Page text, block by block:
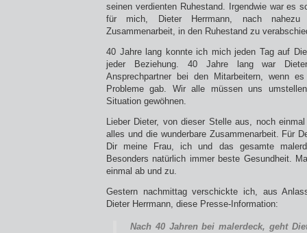
seinen verdienten Ruhestand. Irgendwie war es
für mich, Dieter Herrmann, nach nahezu
Zusammenarbeit, in den Ruhestand zu
40 Jahre lang konnte ich mich jeden Tag auf
jeder Beziehung. 40 Jahre lang war
Ansprechpartner bei den Mitarbeitern, wenn
Probleme gab. Wir alle müssen uns
Situation gewöhnen.
Lieber Dieter, von dieser Stelle aus, noch
alles und die wunderbare Zusammenarbeit. Für
Dir meine Frau, ich und das gesamte
Besonders natürlich immer beste Gesundheit.
einmal ab und zu.
Gestern nachmittag verschickte ich, aus
Dieter Herrmann, diese Presse-Information:
Nach 40 Jahren bei malerdeck, geht